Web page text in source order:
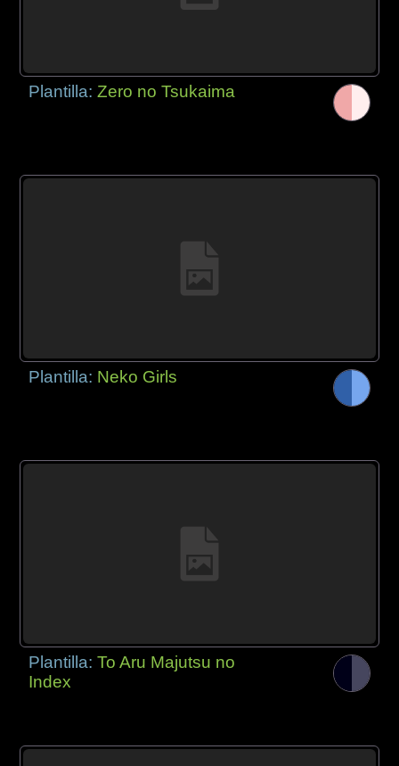
Plantilla:Zero no Tsukaima
Plantilla: Neko Girls
Plantilla:To Aru Majutsu no
Index